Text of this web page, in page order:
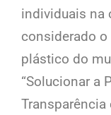
individuais na
considerado
plástico do
“Solucionar a
Transparência